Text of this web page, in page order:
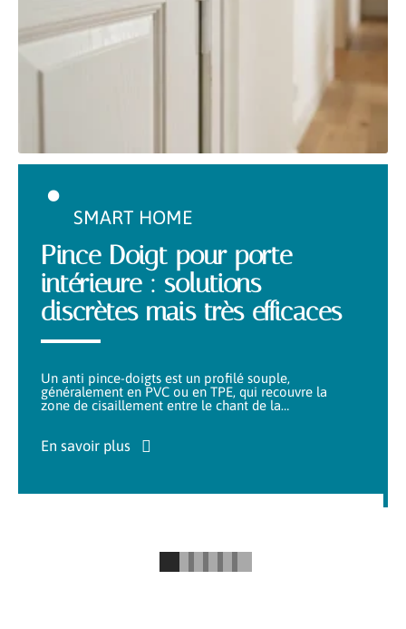
SMART HOME
Pince Doigt pour porte
intérieure : solutions
discrètes mais très efficaces
Un anti pince-doigts est un profilé souple,
généralement en PVC ou en TPE, qui recouvre la
zone de cisaillement entre le chant de la…
En savoir plus